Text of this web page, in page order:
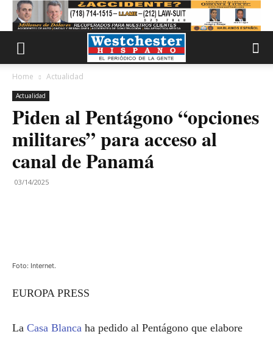
Home Actualidad
Actualidad
Piden al Pentágono “opciones
militares” para acceso al
canal de Panamá
03/14/2025
Foto: Internet.
EUROPA PRESS
La Casa Blanca ha pedido al Pentágono que elabore